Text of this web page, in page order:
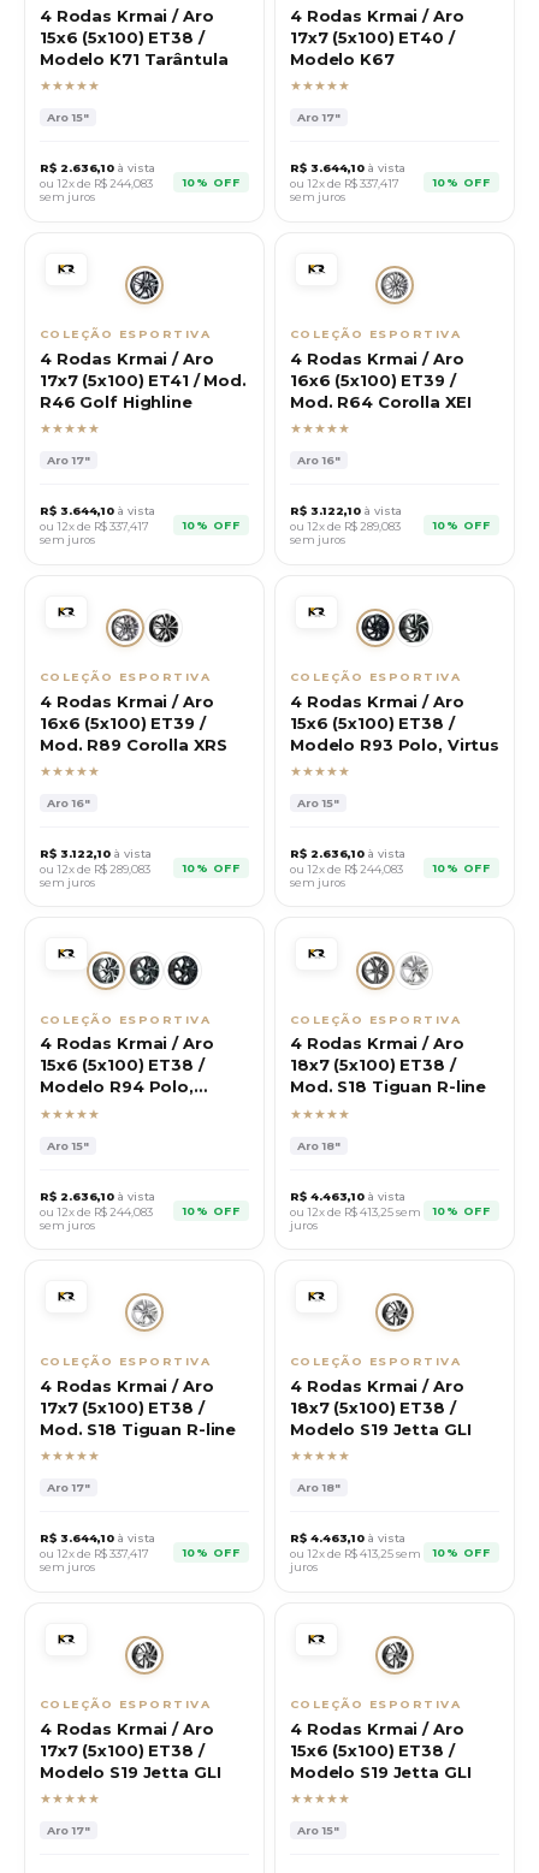
4 Rodas Krmai / Aro
15x6 (5x100) ET38 /
Modelo K71 Tarântula
★★★★★
Aro15"
R$ 2.636,10 à vista
ou 12x de R$244,083
sem juros
10% OFF
4 Rodas Krmai / Aro
17x7 (5x100) ET40 /
Modelo K67
★★★★★
Aro17"
R$ 3.644,10 à vista
ou 12x de R$337,417
sem juros
10% OFF
COLEÇÃO ESPORTIVA
4 Rodas Krmai / Aro
17x7 (5x100) ET41 / Mod.
R46 Golf Highline
★★★★★
Aro17"
R$ 3.644,10 à vista
ou 12x de R$337,417
sem juros
10% OFF
COLEÇÃO ESPORTIVA
4 Rodas Krmai / Aro
16x6 (5x100) ET39 /
Mod. R64 Corolla XEI
★★★★★
Aro16"
R$ 3.122,10 à vista
ou 12x de R$ 289,083
sem juros
10% OFF
COLEÇÃO ESPORTIVA
4 Rodas Krmai / Aro
16x6 (5x100) ET39 /
Mod. R89 Corolla XRS
★★★★★
Aro16"
R$ 3.122,10 à vista
ou 12x de R$ 289,083
sem juros
10% OFF
COLEÇÃO ESPORTIVA
4 Rodas Krmai / Aro
15x6 (5x100) ET38 /
Modelo R93 Polo, Virtus
★★★★★
Aro15"
R$ 2.636,10 à vista
ou 12x de R$ 244,083
sem juros
10% OFF
COLEÇÃO ESPORTIVA
4 Rodas Krmai / Aro
15x6 (5x100) ET38 /
Modelo R94 Polo,
Virtus
★★★★★
Aro15"
R$ 2.636,10 à vista
ou 12x de R$ 244,083
sem juros
10% OFF
COLEÇÃO ESPORTIVA
4 Rodas Krmai / Aro
18x7 (5x100) ET38 /
Mod. S18 Tiguan R-line
★★★★★
Aro18"
R$ 4.463,10 à vista
ou 12x de R$413,25sem
juros
10% OFF
COLEÇÃO ESPORTIVA
4 Rodas Krmai / Aro
17x7 (5x100) ET38 /
Mod. S18 Tiguan R-line
★★★★★
Aro17"
R$ 3.644,10 à vista
ou 12x de R$337,417
sem juros
10% OFF
COLEÇÃO ESPORTIVA
4 Rodas Krmai / Aro
18x7 (5x100) ET38 /
Modelo S19 Jetta GLI
★★★★★
Aro18"
R$ 4.463,10 à vista
ou 12x de R$413,25sem
juros
10% OFF
COLEÇÃO ESPORTIVA
4 Rodas Krmai / Aro
17x7 (5x100) ET38 /
Modelo S19 Jetta GLI
★★★★★
Aro17"
COLEÇÃO ESPORTIVA
4 Rodas Krmai / Aro
15x6 (5x100) ET38 /
Modelo S19 Jetta GLI
★★★★★
Aro15"